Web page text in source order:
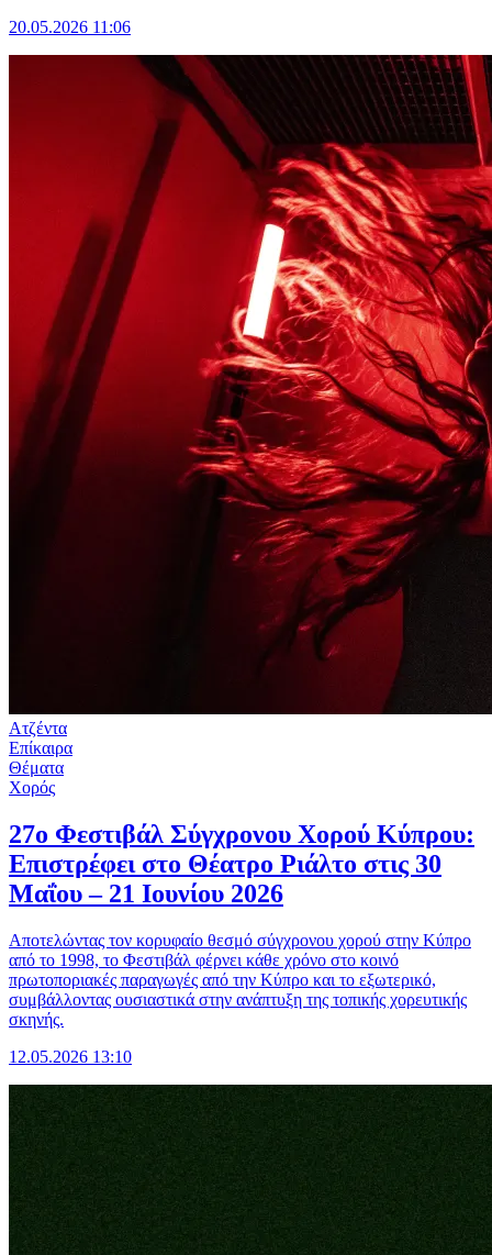
20.05.2026 11:06
Ατζέντα
Επίκαιρα
Θέματα
Χορός
27ο Φεστιβάλ Σύγχρονου Χορού Κύπρου:
Επιστρέφει στο Θέατρο Ριάλτο στις 30
Μαΐου – 21 Ιουνίου 2026
Αποτελώντας τον κορυφαίο θεσμό σύγχρονου χορού στην Κύπρο
από το 1998, το Φεστιβάλ φέρνει κάθε χρόνο στο κοινό
πρωτοποριακές παραγωγές από την Κύπρο και το εξωτερικό,
συμβάλλοντας ουσιαστικά στην ανάπτυξη της τοπικής χορευτικής
σκηνής.
12.05.2026 13:10